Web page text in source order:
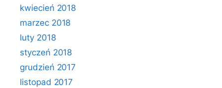
kwiecień 2018
marzec 2018
luty 2018
styczeń 2018
grudzień 2017
listopad 2017